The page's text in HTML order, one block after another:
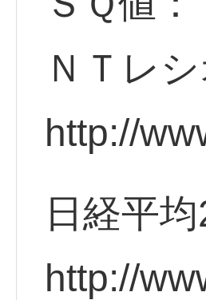
ＮＴレシ
http://
日経平
http://